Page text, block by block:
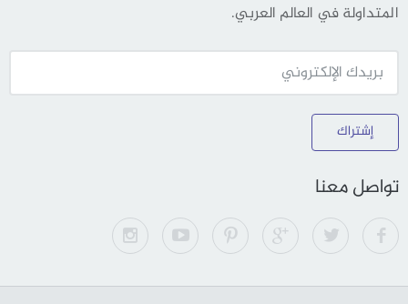
المتداولة في العالم العربي.
إشتراك
تواصل معنا